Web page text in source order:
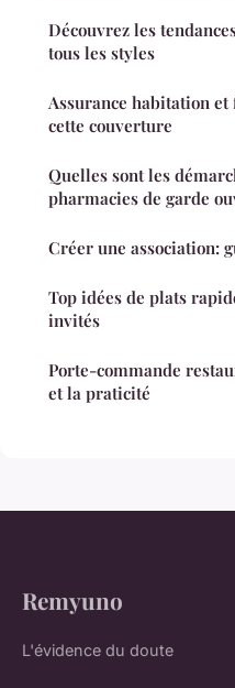
Découvrez les
tous les styles
Assurance habitation
cette couverture
Quelles sont les
pharmacies de garde
Créer une association:
Top idées de plats
invités
Porte-commande
et la praticité
Remyuno
L'évidence du doute